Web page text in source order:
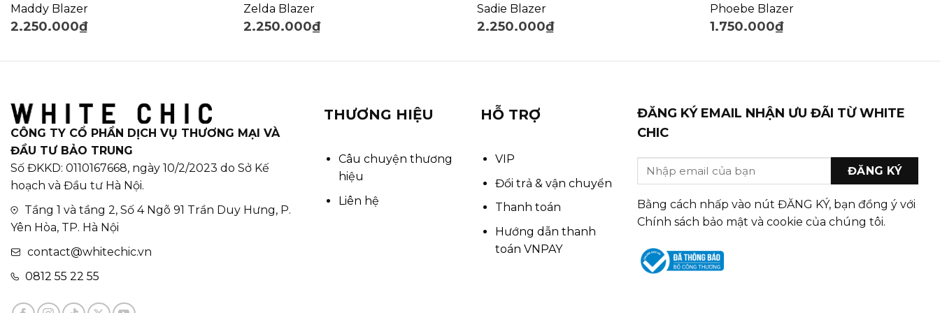
Maddy Blazer
2.250.000₫
Zelda Blazer
2.250.000₫
Sadie Blazer
2.250.000₫
Phoebe Blazer
1.750.000₫
CÔNG TY CỔ PHẦN DỊCH VỤ THƯƠNG MẠI VÀ
ĐẦU TƯ BẢO TRUNG
Số ĐKKD: 0110167668, ngày 10/2/2023 do Sở Kế
hoạch và Đầu tư Hà Nội.
Tầng 1 và tầng 2, Số 4 Ngõ 91 Trần Duy Hưng, P.
Yên Hòa, TP. Hà Nội
contact@whitechic.vn
0812 55 22 55
THƯƠNG HIỆU
Câu chuyện thương
hiệu
Liên hệ
HỖ TRỢ
VIP
Đổi trả & vận chuyển
Thanh toán
Hướng dẫn thanh
toán VNPAY
ĐĂNG KÝ EMAIL NHẬN ƯU ĐÃI TỪ WHITE
CHIC
Bằng cách nhấp vào nút ĐĂNG KÝ, bạn đồng ý với
Chính sách bảo mật và cookie của chúng tôi.